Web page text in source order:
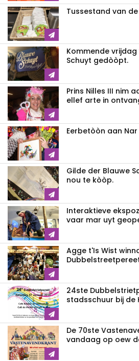
Tussestand van
Kommende
Schuyt gedòòpt.
Prins Nilles III nim
ellef arte in
Eerbetòòn aan
Gilde der Blauwe
nou te kòòp.
Interaktieve
vaar mar uyt
Agge t'Is Wist
24ste
stadsschuur bij de
De 70ste
vandaag op oew